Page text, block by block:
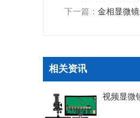
下一篇： 金相显微
相关资讯
视频显微